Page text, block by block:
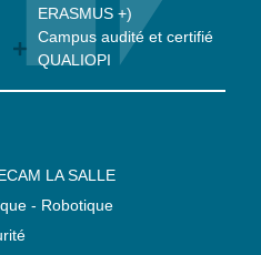
ERASMUS +)
Campus audité et certifié
QUALIOPI
LA SALLE
- Robotique